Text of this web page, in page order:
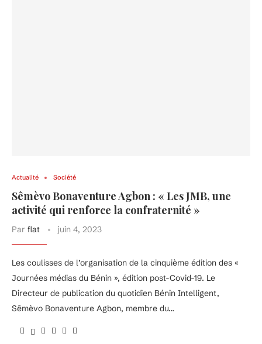
Actualité Société
Sêmèvo Bonaventure Agbon : « Les JMB, une
activité qui renforce la confraternité »
Par flat juin 4, 2023
Les coulisses de l’organisation de la cinquième édition des «
Journées médias du Bénin », édition post-Covid-19. Le
Directeur de publication du quotidien Bénin Intelligent,
Sêmèvo Bonaventure Agbon, membre du…